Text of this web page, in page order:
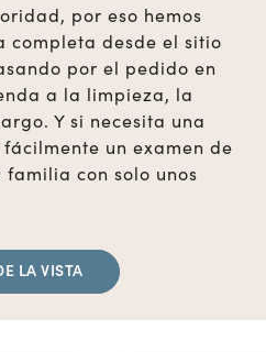
por eso hemos
completa desde el sitio
por el pedido en
a la limpieza, la
Y si necesita una
un examen de
con solo unos
LA VISTA